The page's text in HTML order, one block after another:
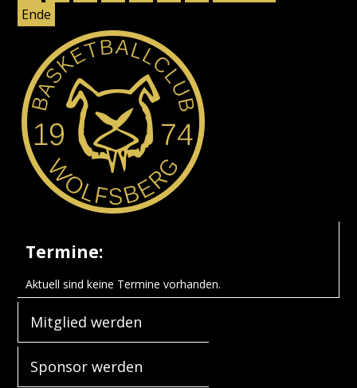
Ende
Termine:
Aktuell sind keine Termine vorhanden.
Mitglied werden
Sponsor werden